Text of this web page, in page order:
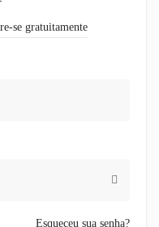
se gratuitamente
Esqueceu sua senha?